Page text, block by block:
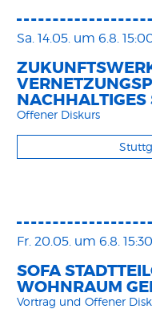
Sa. 14.05. um 6.8.
NACHHALTIGES
Offener Diskurs
Fr. 20.05. um 6.8.
SOFA
WOHNRAUM
Vortrag und Offener